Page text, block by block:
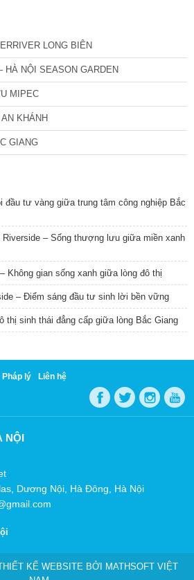
LONG BIÊN
HÀ NỘI SEASON GARDEN
MIPEC
KHÁNH
GIANG
đầu tư vàng giữa trung tâm công nghiệp Bắc
– Sống thượng lưu giữa miền xanh
Không gian sống xanh giữa lòng đô thị
– Điểm sáng đầu tư sinh lời bền vững
thị sinh thái đẳng cấp giữa lòng Bắc Giang
Pháp lý Liên hệ
NỘI
Dương Nội, Hà Đông, Hà Nội
KẾ WEBSITE BỞI
MATHSOFT VIỆT